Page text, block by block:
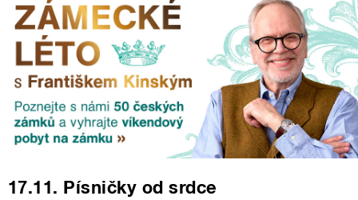
17.11. Písničky od srdce